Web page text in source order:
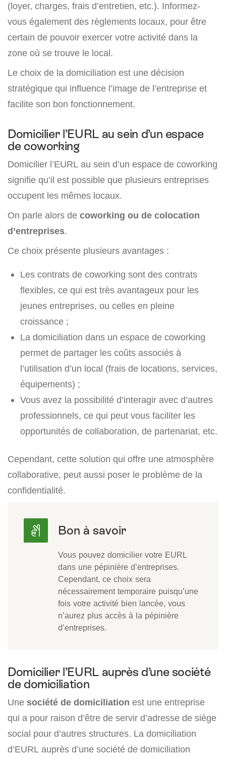
(loyer, charges, frais d’entretien, etc.). Informez-
vous également des règlements locaux, pour être
certain de pouvoir exercer votre activité dans la
zone où se trouve le local.
Le choix de la domiciliation est une décision
stratégique qui influence l’image de l’entreprise et
facilite son bon fonctionnement.
Domicilier l’EURL au sein d’un espace
de coworking
Domicilier l’EURL au sein d’un espace de coworking
signifie qu’il est possible que plusieurs entreprises
occupent les mêmes locaux.
On parle alors de coworking ou de colocation
d’entreprises.
Ce choix présente plusieurs avantages :
Les contrats de coworking sont des contrats
flexibles, ce qui est très avantageux pour les
jeunes entreprises, ou celles en pleine
croissance ;
La domiciliation dans un espace de coworking
permet de partager les coûts associés à
l’utilisation d’un local (frais de locations, services,
équipements) ;
Vous avez la possibilité d’interagir avec d’autres
professionnels, ce qui peut vous faciliter les
opportunités de collaboration, de partenariat, etc.
Cependant, cette solution qui offre une atmosphère
collaborative, peut aussi poser le problème de la
confidentialité.
Vous pouvez domicilier votre EURL
dans une pépinière d’entreprises.
Cependant, ce choix sera
nécessairement temporaire puisqu’une
fois votre activité bien lancée, vous
n’aurez plus accès à la pépinière
d’entreprises.
Domicilier l’EURL auprès d’une société
de domiciliation
Une société de domiciliation est une entreprise
qui a pour raison d’être de servir d’adresse de siège
social pour d’autres structures. La domiciliation
d’EURL auprès d’une société de domiciliation